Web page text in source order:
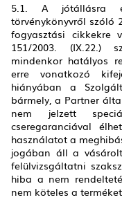
5.1. A jótállásra
törvénykönyvről szóló
fogyasztási cikkekre
151/2003. (IX.22.)
mindenkor hatályos
erre vonatkozó
hiányában a
bármely, a Partner
nem jelzett
cseregaranciával
használatot a
jogában áll a
felülvizsgáltatni
hiba a nem
nem köteles a